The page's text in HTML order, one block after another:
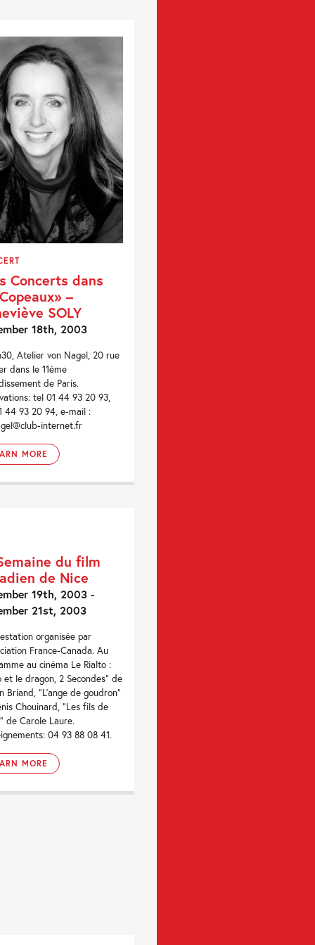
Concerts dans
–
SOLY
18th, 2003
Atelier von Nagel, 20 rue
dans le 11ème
de Paris.
tel 01 44 93 20 93,
44 93 20 94, e-mail :
internet.fr
MORE
du film
de Nice
19th, 2003 -
21st, 2003
organisée par
France-Canada. Au
au cinéma Le Rialto :
et le dragon, 2 Secondes” de
Briand, “L’ange de goudron”
Chouinard, “Les fils de
de Carole Laure.
04 93 88 08 41.
MORE